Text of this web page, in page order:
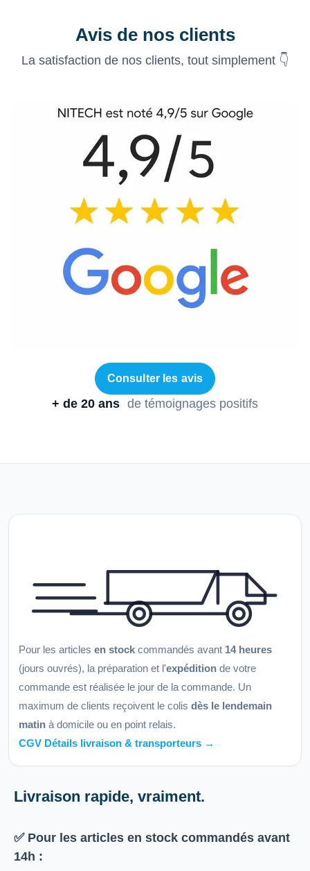
Avis de nos clients
La satisfaction de nos clients, tout simplement 👇
Consulter les avis
+ de 20 ans de témoignages positifs
Pour les articles en stock commandés avant 14 heures
(jours ouvrés), la préparation et l'expédition de votre
commande est réalisée le jour de la commande. Un
maximum de clients reçoivent le colis dès le lendemain
matin à domicile ou en point relais.
CGV Détails livraison & transporteurs →
Livraison rapide, vraiment.
✅ Pour les articles en stock commandés avant
14h :